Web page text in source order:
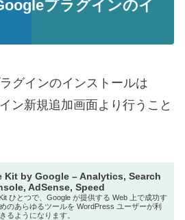
プラグインのイ
グインのインストールは
ン新規追加画面より行うこと
Kit by Google – Analytics, Search
AdSense, Speed
ひとつで、Google が提供する Web 上で成功す
のあらゆるツールを WordPress ユーザーが利
るようになります。